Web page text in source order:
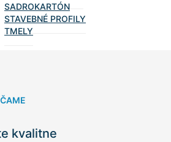
SADROKARTÓN
STAVEBNÉ PROFILY
TMELY
kvalitne